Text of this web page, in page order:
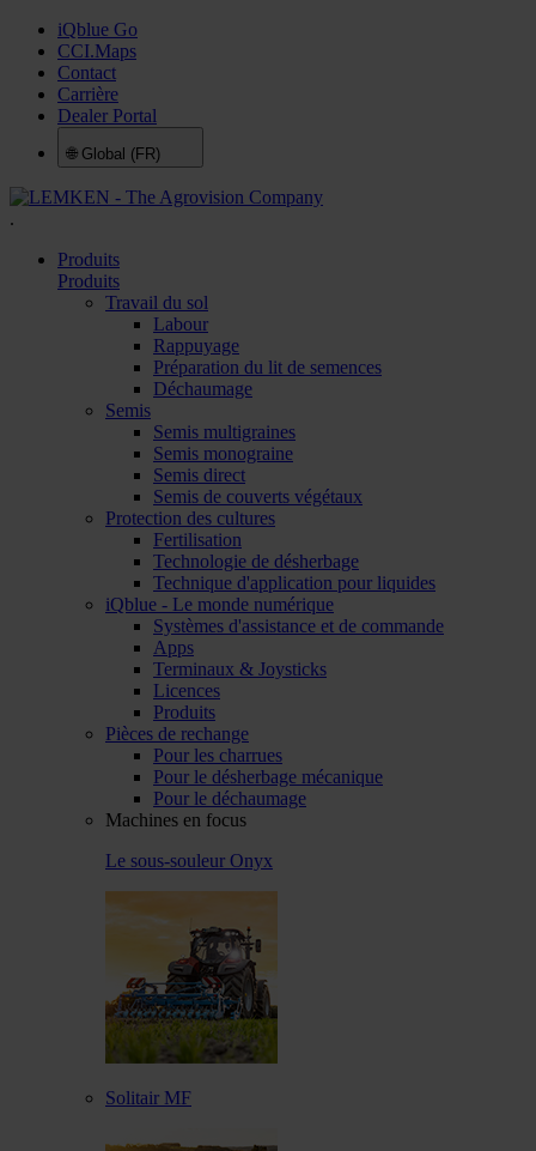
iQblue Go
CCI.Maps
Contact
Carrière
Dealer Portal
🌐 Global (FR)
.
Produits
Produits
Travail du sol
Labour
Rappuyage
Préparation du lit de semences
Déchaumage
Semis
Semis multigraines
Semis monograine
Semis direct
Semis de couverts végétaux
Protection des cultures
Fertilisation
Technologie de désherbage
Technique d'application pour liquides
iQblue - Le monde numérique
Systèmes d'assistance et de commande
Apps
Terminaux & Joysticks
Licences
Produits
Pièces de rechange
Pour les charrues
Pour le désherbage mécanique
Pour le déchaumage
Machines en focus
Le sous-souleur Onyx
Solitair MF